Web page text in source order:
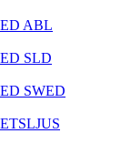
ABL
SLD
SWED